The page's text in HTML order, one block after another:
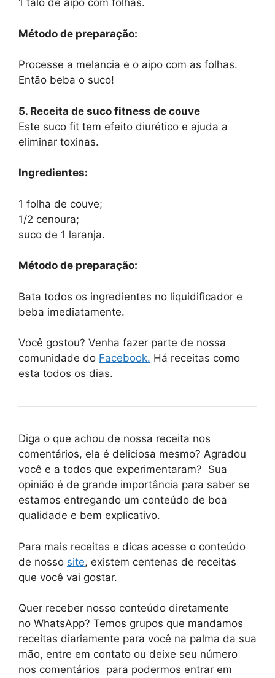
1 talo de aipo com folhas.
Método de preparação:
Processe a melancia e o aipo com as folhas.
Então beba o suco!
5. Receita de suco fitness de couve
Este suco fit tem efeito diurético e ajuda a
eliminar toxinas.
Ingredientes:
1 folha de couve;
1/2 cenoura;
suco de 1 laranja.
Método de preparação:
Bata todos os ingredientes no liquidificador e
beba imediatamente.
Você gostou? Venha fazer parte de nossa
comunidade do Facebook. Há receitas como
esta todos os dias.
Diga o que achou de nossa receita nos
comentários, ela é deliciosa mesmo? Agradou
você e a todos que experimentaram? Sua
opinião é de grande importância para saber se
estamos entregando um conteúdo de boa
qualidade e bem explicativo.
Para mais receitas e dicas acesse o conteúdo
de nosso site, existem centenas de receitas
que você vai gostar.
Quer receber nosso conteúdo diretamente
no WhatsApp? Temos grupos que mandamos
receitas diariamente para você na palma da sua
mão, entre em contato ou deixe seu número
nos comentários para podermos entrar em